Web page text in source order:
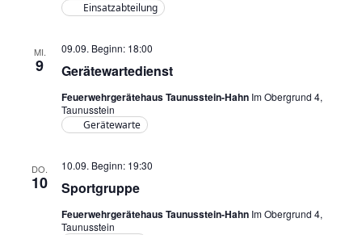
Einsatzabteilung
MI.
9 Gerätewartedienst
09.09. Beginn: 18:00
Feuerwehrgerätehaus Taunusstein-Hahn Im Obergrund 4,
Taunusstein
Gerätewarte
DO.
10 Sportgruppe
10.09. Beginn: 19:30
Feuerwehrgerätehaus Taunusstein-Hahn Im Obergrund 4,
Taunusstein